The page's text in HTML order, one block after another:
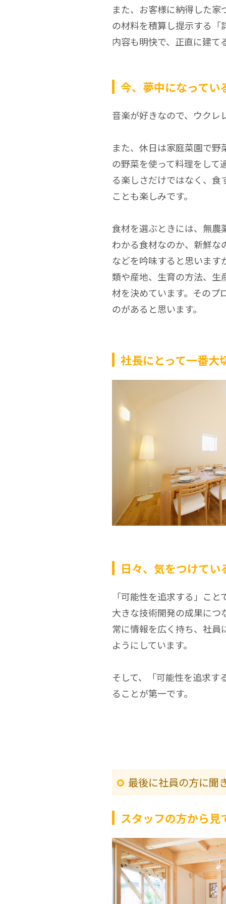
また、お客様に納得した
の材料を積算し提示する「
内容も明快で、正直に建て
今、夢中になってい
音楽が好きなので、ウクレ
また、休日は家庭菜園で
の野菜を使って料理をして
る楽しさだけではなく、
ことも楽しみです。
食材を選ぶときには、無農
わかる食材なのか、新鮮な
などを吟味すると思います
類や産地、生育の方法、生
材を決めています。そのプ
のがあると思います。
社長にとって一番大
日々、気をつけて
「可能性を追求する」こ
大きな技術開発の成果につ
常に情報を広く持ち、社員
ようにしています。
そして、「可能性を追求す
ることが第一です。
最後に社員の方に聞
スタッフの方から